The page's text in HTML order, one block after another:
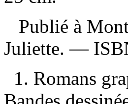
Publié à
Juliette. —
1. Romans